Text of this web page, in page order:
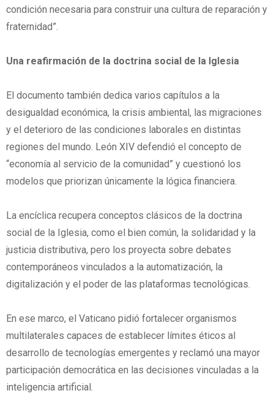
condición necesaria para construir una cultura de reparación y
fraternidad”.
Una reafirmación de la doctrina social de la Iglesia
El documento también dedica varios capítulos a la
desigualdad económica, la crisis ambiental, las migraciones
y el deterioro de las condiciones laborales en distintas
regiones del mundo. León XIV defendió el concepto de
“economía al servicio de la comunidad” y cuestionó los
modelos que priorizan únicamente la lógica financiera.
La encíclica recupera conceptos clásicos de la doctrina
social de la Iglesia, como el bien común, la solidaridad y la
justicia distributiva, pero los proyecta sobre debates
contemporáneos vinculados a la automatización, la
digitalización y el poder de las plataformas tecnológicas.
En ese marco, el Vaticano pidió fortalecer organismos
multilaterales capaces de establecer límites éticos al
desarrollo de tecnologías emergentes y reclamó una mayor
participación democrática en las decisiones vinculadas a la
inteligencia artificial.